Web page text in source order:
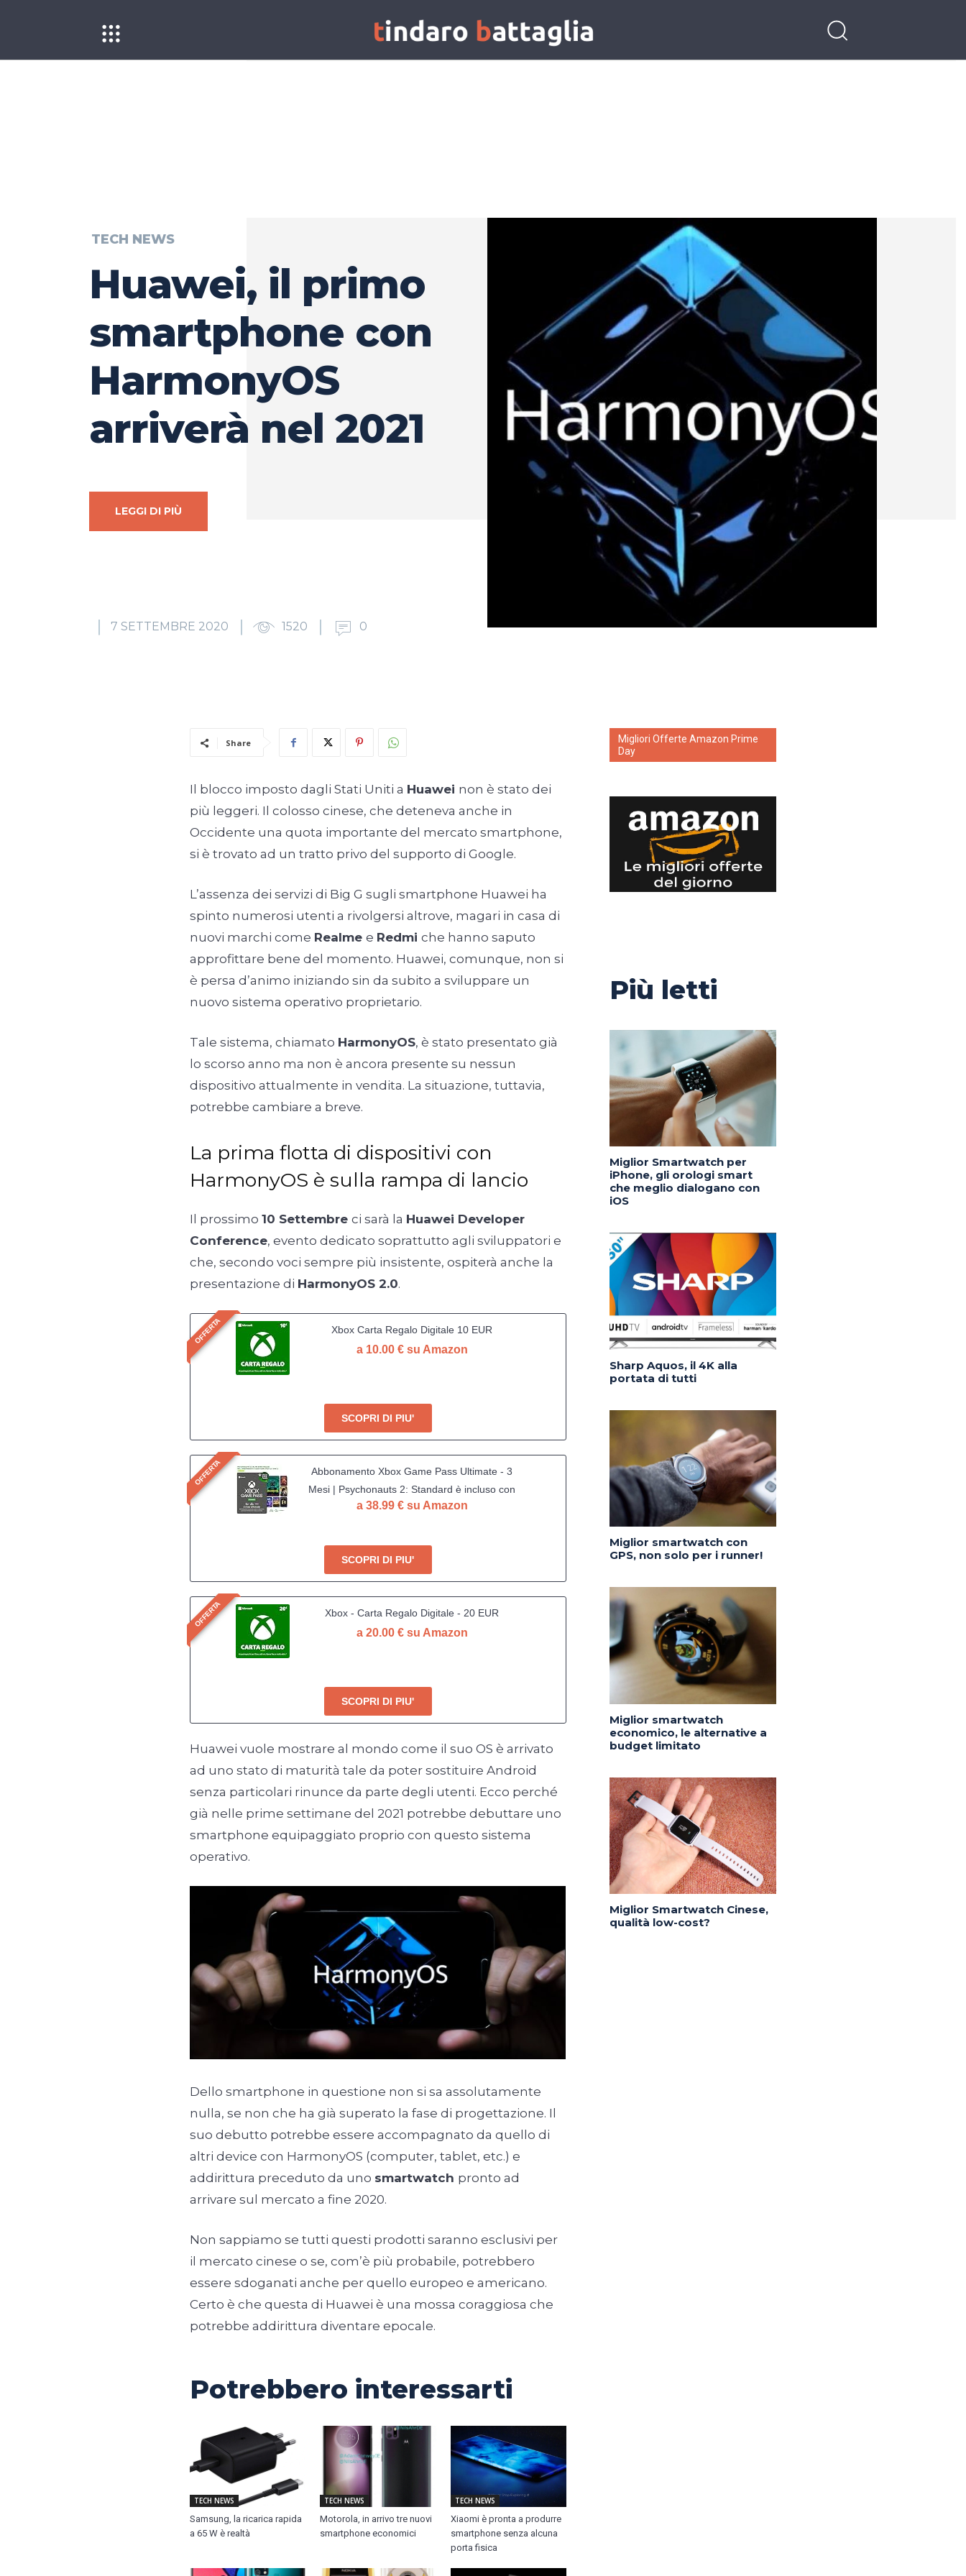
TECH NEWS
Huawei, il primo
smartphone con
HarmonyOS
arriverà nel 2021
LEGGI DI PIÙ
7 SETTEMBRE 2020 1520 0
Share
Il blocco imposto dagli Stati Uniti a Huawei non è stato dei
più leggeri. Il colosso cinese, che deteneva anche in
Occidente una quota importante del mercato smartphone,
si è trovato ad un tratto privo del supporto di Google.
L’assenza dei servizi di Big G sugli smartphone Huawei ha
spinto numerosi utenti a rivolgersi altrove, magari in casa di
nuovi marchi come Realme e Redmi che hanno saputo
approfittare bene del momento. Huawei, comunque, non si
è persa d’animo iniziando sin da subito a sviluppare un
nuovo sistema operativo proprietario.
Tale sistema, chiamato HarmonyOS, è stato presentato già
lo scorso anno ma non è ancora presente su nessun
dispositivo attualmente in vendita. La situazione, tuttavia,
potrebbe cambiare a breve.
La prima flotta di dispositivi con
HarmonyOS è sulla rampa di lancio
Il prossimo 10 Settembre ci sarà la Huawei Developer
Conference, evento dedicato soprattutto agli sviluppatori e
che, secondo voci sempre più insistente, ospiterà anche la
presentazione di HarmonyOS 2.0.
OFFERTA Xbox Carta Regalo Digitale 10 EUR
a 10.00 € su Amazon
SCOPRI DI PIU'
OFFERTA
Abbonamento Xbox Game Pass Ultimate - 3
Mesi | Psychonauts 2: Standard è incluso con
l'abbonamento | Standard | Xbox & Windows
a 38.99 € su Amazon
SCOPRI DI PIU'
OFFERTA Xbox - Carta Regalo Digitale - 20 EUR
a 20.00 € su Amazon
SCOPRI DI PIU'
Huawei vuole mostrare al mondo come il suo OS è arrivato
ad uno stato di maturità tale da poter sostituire Android
senza particolari rinunce da parte degli utenti. Ecco perché
già nelle prime settimane del 2021 potrebbe debuttare uno
smartphone equipaggiato proprio con questo sistema
operativo.
Dello smartphone in questione non si sa assolutamente
nulla, se non che ha già superato la fase di progettazione. Il
suo debutto potrebbe essere accompagnato da quello di
altri device con HarmonyOS (computer, tablet, etc.) e
addirittura preceduto da uno smartwatch pronto ad
arrivare sul mercato a fine 2020.
Non sappiamo se tutti questi prodotti saranno esclusivi per
il mercato cinese o se, com’è più probabile, potrebbero
essere sdoganati anche per quello europeo e americano.
Certo è che questa di Huawei è una mossa coraggiosa che
potrebbe addirittura diventare epocale.
Potrebbero interessarti
TECH NEWS
Samsung, la ricarica rapida
a 65 W è realtà
TECH NEWS
Motorola, in arrivo tre nuovi
smartphone economici
TECH NEWS
Xiaomi è pronta a produrre
smartphone senza alcuna
porta fisica
Migliori Offerte Amazon Prime
Day
Più letti
Miglior Smartwatch per
iPhone, gli orologi smart
che meglio dialogano con
iOS
Sharp Aquos, il 4K alla
portata di tutti
Miglior smartwatch con
GPS, non solo per i runner!
Miglior smartwatch
economico, le alternative a
budget limitato
Miglior Smartwatch Cinese,
qualità low-cost?